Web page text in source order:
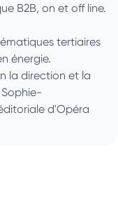
B2B, on et off line.
tertiaires
énergie.
la direction et la
d'Opéra